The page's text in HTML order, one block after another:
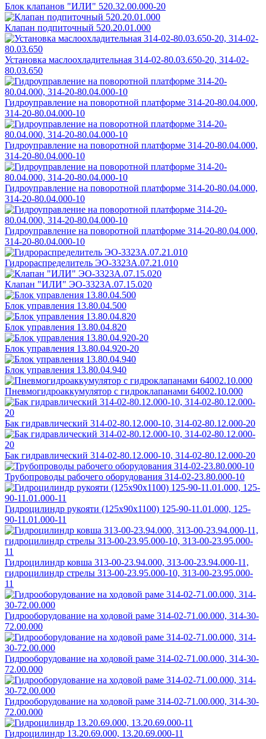
Блок клапанов "ИЛИ" 520.32.00.000-20
Клапан подпиточный 520.20.01.000
Установка маслоохладительная 314-02-80.03.650-20, 314-02-
80.03.650
Гидроуправление на поворотной платформе 314-20-80.04.000,
314-20-80.04.000-10
Гидроуправление на поворотной платформе 314-20-80.04.000,
314-20-80.04.000-10
Гидроуправление на поворотной платформе 314-20-80.04.000,
314-20-80.04.000-10
Гидроуправление на поворотной платформе 314-20-80.04.000,
314-20-80.04.000-10
Гидрораспределитель ЭО-3323А.07.21.010
Клапан "ИЛИ" ЭО-3323А.07.15.020
Блок управления 13.80.04.500
Блок управления 13.80.04.820
Блок управления 13.80.04.920-20
Блок управления 13.80.04.940
Пневмогидроаккумулятор с гидроклапанами 64002.10.000
Бак гидравлический 314-02-80.12.000-10, 314-02-80.12.000-20
Бак гидравлический 314-02-80.12.000-10, 314-02-80.12.000-20
Трубопроводы рабочего оборудования 314-02-23.80.000-10
Гидроцилиндр рукояти (125х90х1100) 125-90-11.01.000, 125-
90-11.01.000-11
Гидроцилиндр ковша 313-00-23.94.000, 313-00-23.94.000-11,
гидроцилиндр стрелы 313-00-23.95.000-10, 313-00-23.95.000-
11
Гидрооборудование на ходовой раме 314-02-71.00.000, 314-30-
72.00.000
Гидрооборудование на ходовой раме 314-02-71.00.000, 314-30-
72.00.000
Гидрооборудование на ходовой раме 314-02-71.00.000, 314-30-
72.00.000
Гидроцилиндр 13.20.69.000, 13.20.69.000-11